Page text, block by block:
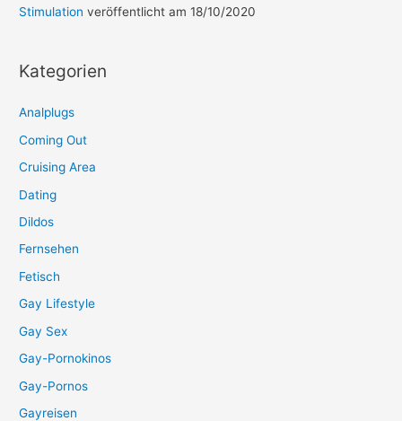
Stimulation veröffentlicht am 18/10/2020
Kategorien
Analplugs
Coming Out
Cruising Area
Dating
Dildos
Fernsehen
Fetisch
Gay Lifestyle
Gay Sex
Gay-Pornokinos
Gay-Pornos
Gayreisen